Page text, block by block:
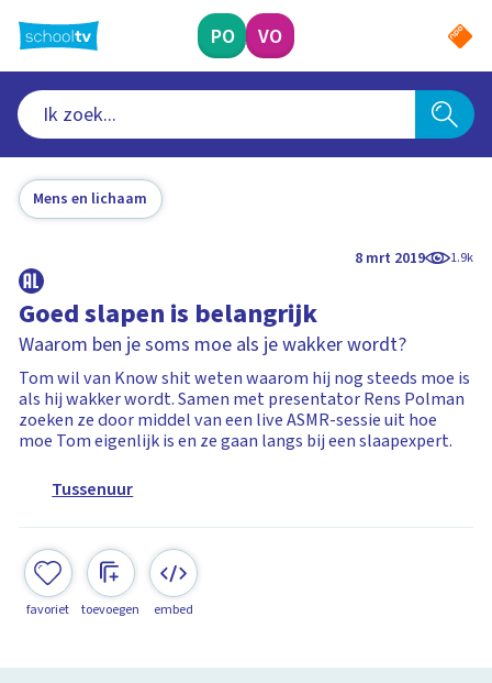
naar
hoofdinhoud
PO VO
Mens en lichaam
8 mrt 2019 1.9k
Goed slapen is belangrijk
Waarom ben je soms moe als je wakker wordt?
Tom wil van Know shit weten waarom hij nog steeds moe is
als hij wakker wordt. Samen met presentator Rens Polman
zoeken ze door middel van een live ASMR-sessie uit hoe
moe Tom eigenlijk is en ze gaan langs bij een slaapexpert.
Tussenuur
favoriet toevoegen embed